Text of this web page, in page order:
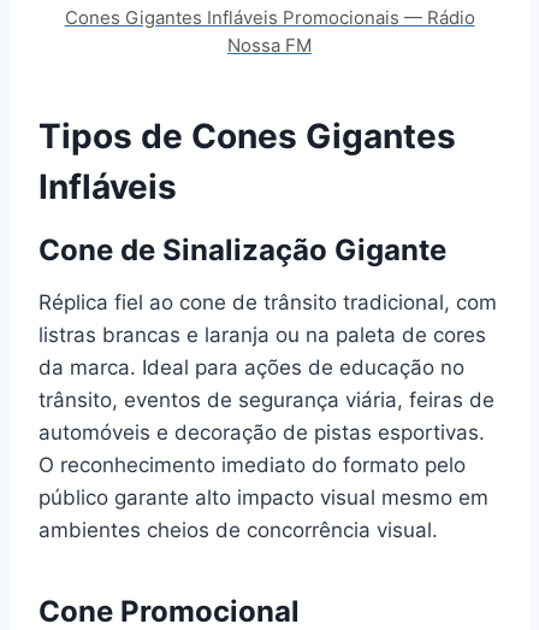
Cones Gigantes Infláveis Promocionais — Rádio
Nossa FM
Tipos de Cones Gigantes
Infláveis
Cone de Sinalização Gigante
Réplica fiel ao cone de trânsito tradicional, com
listras brancas e laranja ou na paleta de cores
da marca. Ideal para ações de educação no
trânsito, eventos de segurança viária, feiras de
automóveis e decoração de pistas esportivas.
O reconhecimento imediato do formato pelo
público garante alto impacto visual mesmo em
ambientes cheios de concorrência visual.
Cone Promocional